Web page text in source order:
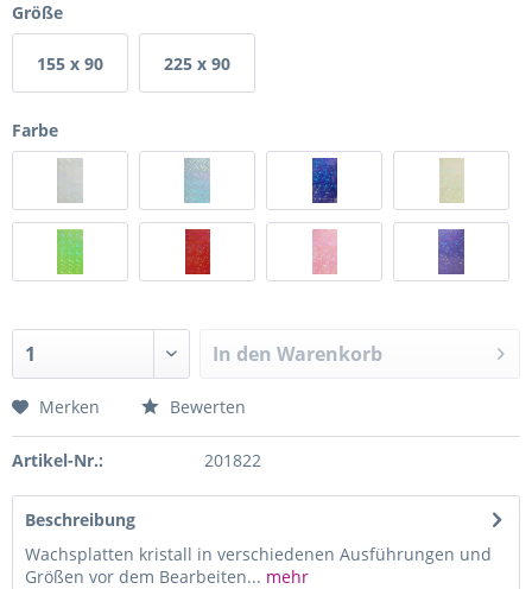
Größe
155 x 90 225 x 90
Farbe
In den Warenkorb
Merken Bewerten
Artikel-Nr.: 201822
Beschreibung
Wachsplatten kristall in verschiedenen Ausführungen und
Größen vor dem Bearbeiten... mehr